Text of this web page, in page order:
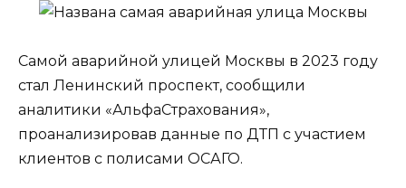
Самой аварийной улицей Москвы в 2023 году
стал Ленинский проспект, сообщили
аналитики «АльфаСтрахования»,
проанализировав данные по ДТП с участием
клиентов с полисами ОСАГО.